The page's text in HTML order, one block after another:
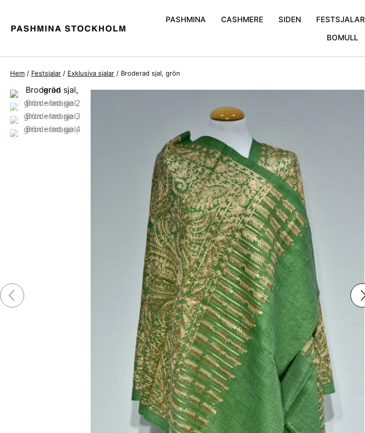
PASHMINA CASHMERE SIDEN FESTSJALAR
Bröllopssjalar
BOMULL
Hem / Festsjalar / Exklusiva sjalar / Broderad sjal, grön